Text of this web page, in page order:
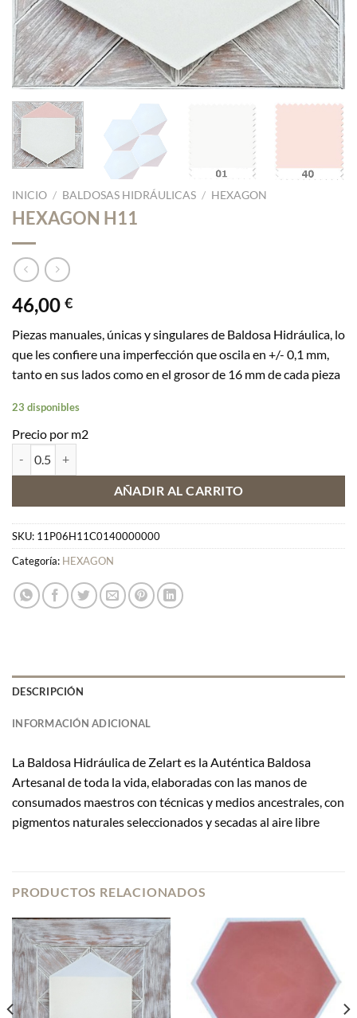
INICIO / BALDOSAS HIDRÁULICAS / HEXAGON
HEXAGON H11
46,00 €
Piezas manuales, únicas y singulares de Baldosa Hidráulica, lo
que les confiere una imperfección que oscila en +/- 0,1 mm,
tanto en sus lados como en el grosor de 16 mm de cada pieza
23 disponibles
Precio por m2
AÑADIR AL CARRITO
SKU: 11P06H11C0140000000
Categoría: HEXAGON
DESCRIPCIÓN
INFORMACIÓN ADICIONAL
La Baldosa Hidráulica de Zelart es la Auténtica Baldosa
Artesanal de toda la vida, elaboradas con las manos de
consumados maestros con técnicas y medios ancestrales, con
pigmentos naturales seleccionados y secadas al aire libre
PRODUCTOS RELACIONADOS